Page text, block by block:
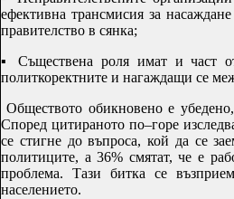
ефективна трансмисия за
правителство в сянка;
▪ Съществена роля имат и част
политкоректните и нагаждащи се
Обществото обикновено е
Според цитираното по–горе
се стигне до въпроса, кой да се
политиците, а 36% смятат, че е
проблема. Тази битка се
населението.